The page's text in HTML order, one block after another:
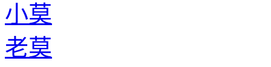
小莫
老莫